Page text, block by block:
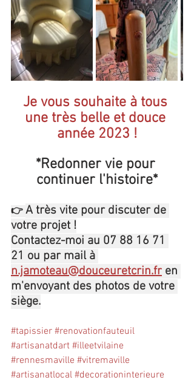
Je vous souhaite à tous
une très belle et douce
année 2023 !
*Redonner vie pour
continuer l'histoire*
👉 A très vite pour discuter de
votre projet !
Contactez-moi au 07 88 16 71
21 ou par mail à
n.jamoteau@douceuretcrin.fr en
m'envoyant des photos de votre
siège.
#tapissier #renovationfauteuil
#artisanatdart #illeetvilaine
#rennesmaville #vitremaville
#artisanatlocal #decorationinterieure